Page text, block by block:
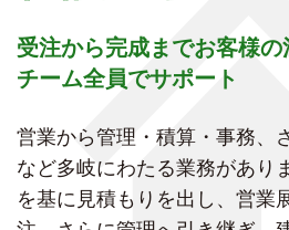
受注から完成までお客様の
チーム全員でサポート
営業から管理・積算・事務、
など多岐にわたる業務があり
を基に見積もりを出し、営業